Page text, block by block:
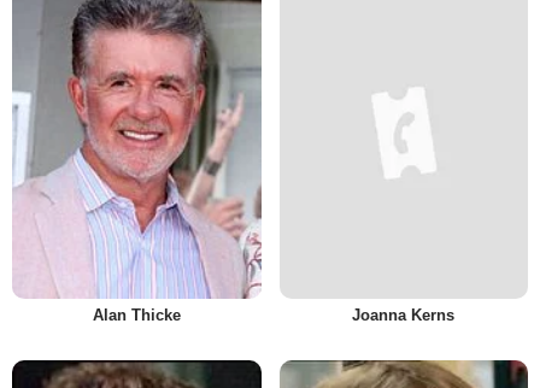
Alan Thicke Joanna Kerns